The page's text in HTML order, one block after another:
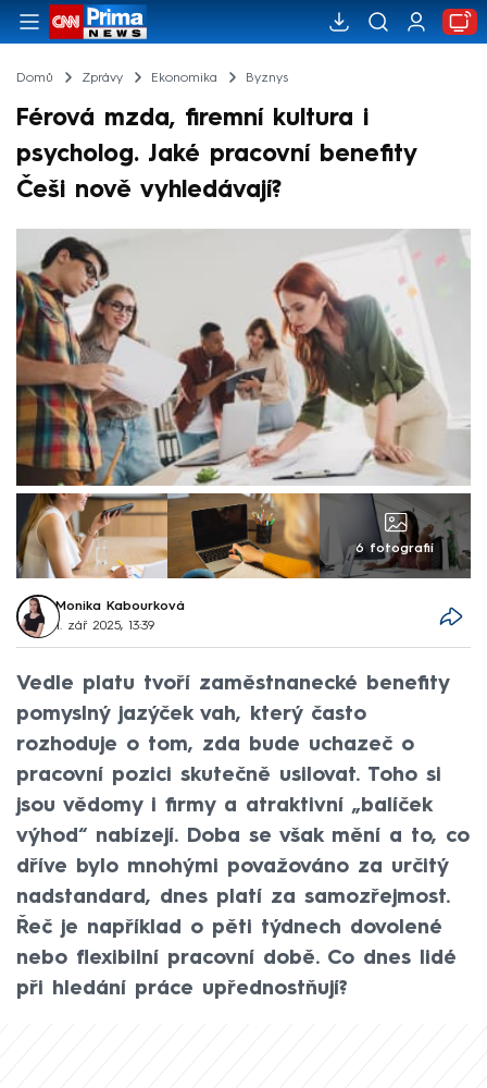
Domů Zprávy Ekonomika Byznys
Férová mzda, firemní kultura i
psycholog. Jaké pracovní benefity
Češi nově vyhledávají?
6 fotografií
Monika Kabourková
1. zář 2025, 13:39
Vedle platu tvoří zaměstnanecké benefity
pomyslný jazýček vah, který často
rozhoduje o tom, zda bude uchazeč o
pracovní pozici skutečně usilovat. Toho si
jsou vědomy i firmy a atraktivní „balíček
výhod“ nabízejí. Doba se však mění a to, co
dříve bylo mnohými považováno za určitý
nadstandard, dnes platí za samozřejmost.
Řeč je například o pěti týdnech dovolené
nebo flexibilní pracovní době. Co dnes lidé
při hledání práce upřednostňují?